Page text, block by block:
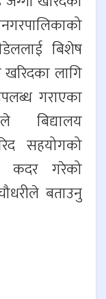
बिशेष
लागि
गराएका
बिद्यालय
सहयोगको
कदर गरेको
बताउनु